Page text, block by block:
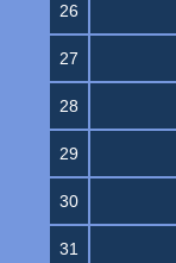
26
27
28
29
30
31